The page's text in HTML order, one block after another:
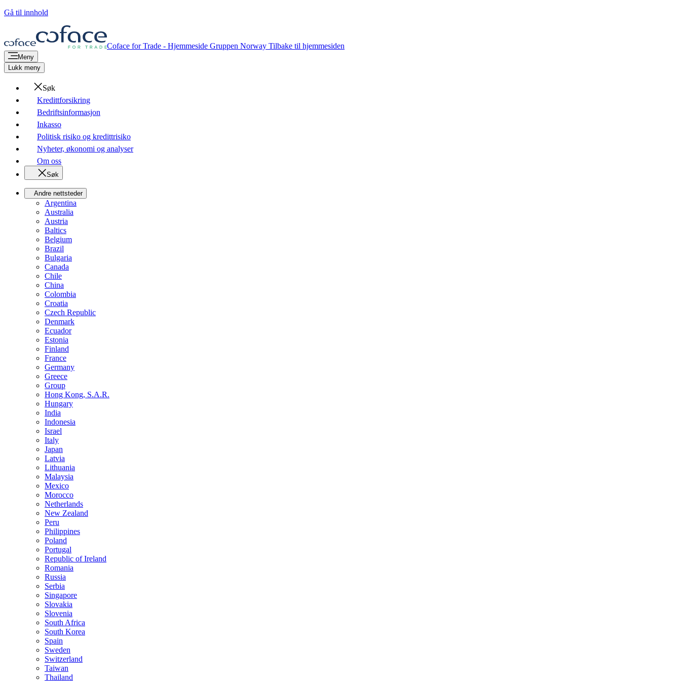
Gå til innhold
Coface for Trade - Hjemmeside Gruppen Norway Tilbake til hjemmesiden
Meny
Lukk meny
Søk
Kredittforsikring
Bedriftsinformasjon
Inkasso
Politisk risiko og kredittrisiko
Nyheter, økonomi og analyser
Om oss
Søk
Andre nettsteder
Argentina
Australia
Austria
Baltics
Belgium
Brazil
Bulgaria
Canada
Chile
China
Colombia
Croatia
Czech Republic
Denmark
Ecuador
Estonia
Finland
France
Germany
Greece
Group
Hong Kong, S.A.R.
Hungary
India
Indonesia
Israel
Italy
Japan
Latvia
Lithuania
Malaysia
Mexico
Morocco
Netherlands
New Zealand
Peru
Philippines
Poland
Portugal
Republic of Ireland
Romania
Russia
Serbia
Singapore
Slovakia
Slovenia
South Africa
South Korea
Spain
Sweden
Switzerland
Taiwan
Thailand